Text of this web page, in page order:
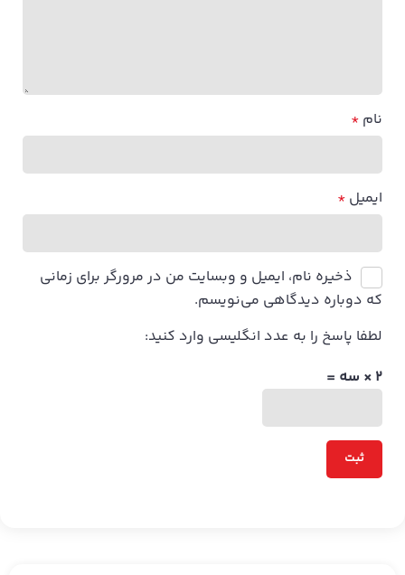
نام *
ایمیل *
ذخیره نام، ایمیل و وبسایت من در مرورگر برای زمانی
که دوباره دیدگاهی می‌نویسم.
لطفا پاسخ را به عدد انگلیسی وارد کنید:
2 × سه =